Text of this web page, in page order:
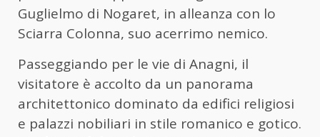
Guglielmo di Nogaret, in alleanza con lo
Sciarra Colonna, suo acerrimo nemico.
Passeggiando per le vie di Anagni, il
visitatore è accolto da un panorama
architettonico dominato da edifici religiosi
e palazzi nobiliari in stile romanico e gotico.